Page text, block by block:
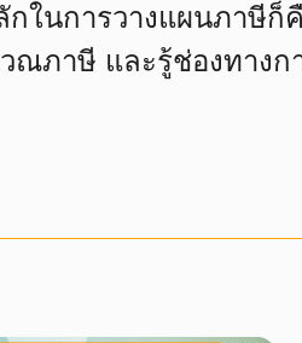
ในการวางแผนภาษีก็
ณภาษี และรู้ช่องทางก